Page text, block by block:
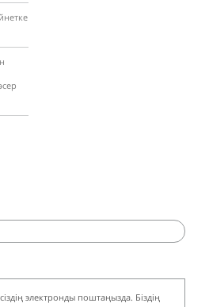
электронды поштаңызда. Біздің